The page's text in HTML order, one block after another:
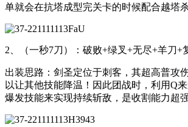
单就会在抗塔成型完关卡的时候配合越塔杀
2、（一秒7刀）：破败+绿叉+无尽+羊刀+
出装思路：剑圣定位于刺客，其超高普攻
以让其他技能降温！因此团战时，利用Q
爆发技能来实现持续斩敌，是收割能力超